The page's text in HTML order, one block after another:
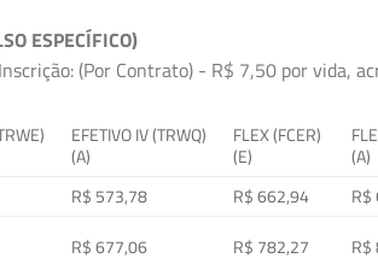
ESPECÍFICO)
(Por Contrato) - R$ 7,50 por vida,
EFETIVO IV (TRWQ)
(A)
FLEX (FCER)
(E)
(A)
R$ 573,78 R$ 662,94 R$
R$ 677,06 R$ 782,27